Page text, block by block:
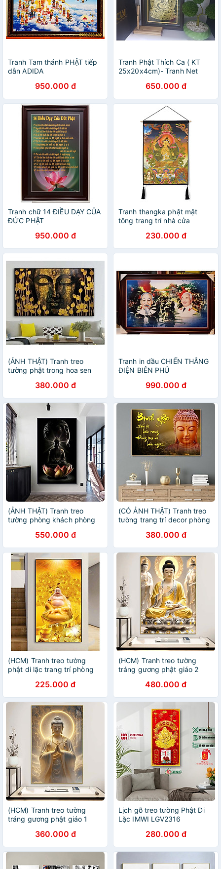
Tranh Tam thánh PHẬT tiếp
dẫn ADIDA
950.000 đ
Tranh Phật Thích Ca ( KT
25x20x4cm)- Tranh Net
650.000 đ
Tranh chữ 14 ĐIỀU DẠY CỦA
ĐỨC PHẬT
950.000 đ
Tranh thangka phật mật
tông trang trí nhà cửa
230.000 đ
(ẢNH THẬT) Tranh treo
tường phật trong hoa sen
thờ nơi tôn nghiêm
380.000 đ
Tranh in dầu CHIẾN THẮNG
ĐIỆN BIÊN PHỦ
990.000 đ
(ẢNH THẬT) Tranh treo
tường phòng khách phòng
550.000 đ
(CÓ ẢNH THẬT) Tranh treo
tường trang trí decor phòng
bình yên380.000 đ
(HCM) Tranh treo tường
phật di lặc trang trí phòng
225.000 đ
(HCM) Tranh treo tường
tráng gương phật giáo 2
treo chuyên dụng
480.000 đ
(HCM) Tranh treo tường
tráng gương phật giáo 1
treo chuyên dụng
360.000 đ
Lịch gỗ treo tường Phật Di
Lặc IMWI LGV2316
280.000 đ